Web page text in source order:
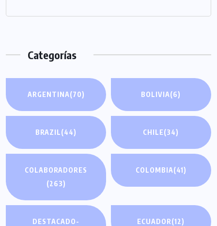
Categorías
ARGENTINA(70) BOLIVIA(6)
BRAZIL(44) CHILE(34)
COLABORADORES
(263)
COLOMBIA(41)
DESTACADO-
ECUADOR(12)